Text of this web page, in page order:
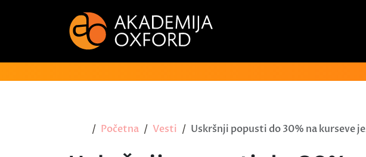
Početna Vesti Uskršnji popusti do 30% na kurseve